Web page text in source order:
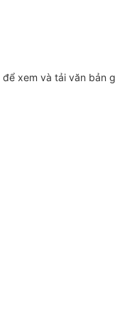
để xem và tải văn bản